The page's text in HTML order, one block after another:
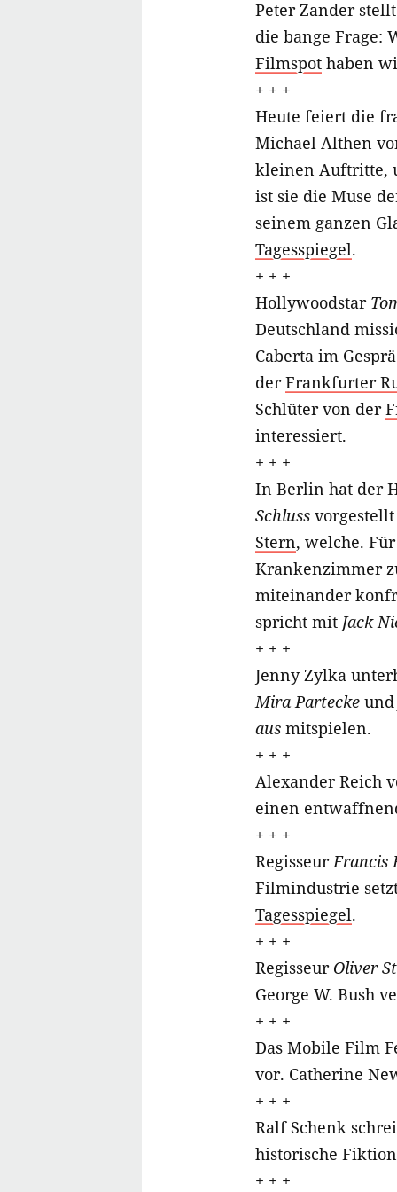
Peter Zander
die bange Frage:
Filmspot haben
+ + +
Heute feiert die
Michael Althen
kleinen Auftritte,
ist sie die Muse
seinem ganzen
Tagesspiegel.
+ + +
Hollywoodstar
Deutschland
Caberta im
derFrankfurter
Schlüter von der
interessiert.
+ + +
In Berlin hat der
Schluss
Stern, welche.
Krankenzimmer
miteinander
spricht mit Jack
+ + +
Jenny Zylka
Mira Partecke
aus mitspielen.
+ + +
Alexander Reich
einen
+ + +
RegisseurFrancis
Filmindustrie
Tagesspiegel.
+ + +
Regisseur Oliver
George W. Bush
+ + +
Das Mobile Film
vor. Catherine
+ + +
Ralf Schenk
historische
+ + +